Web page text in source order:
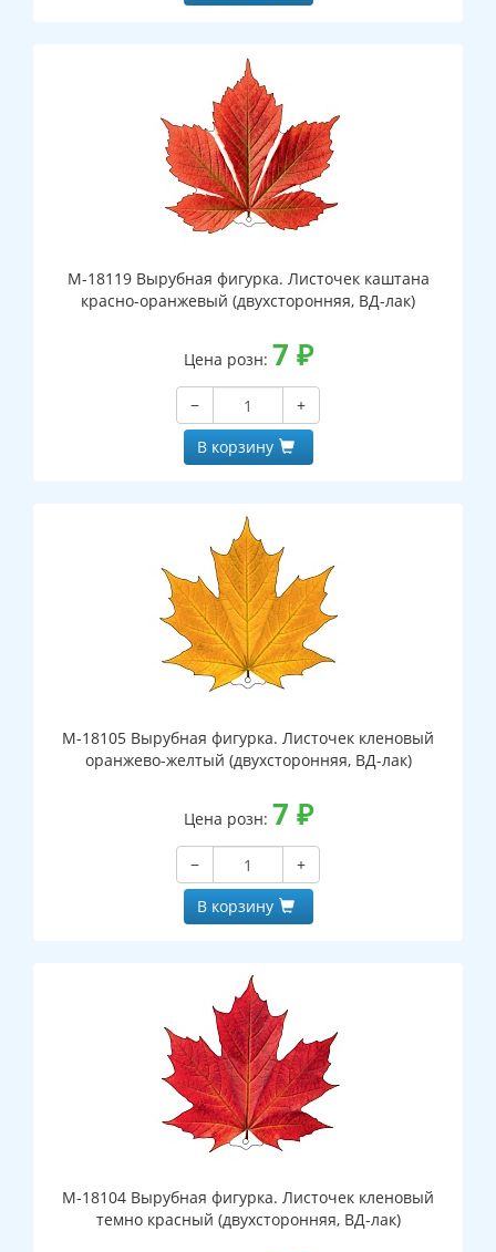
М-18119 Вырубная фигурка. Листочек каштана
красно-оранжевый (двухсторонняя, ВД-лак)
Цена розн: 7 ₽
−
+
В корзину
М-18105 Вырубная фигурка. Листочек кленовый
оранжево-желтый (двухсторонняя, ВД-лак)
Цена розн: 7 ₽
−
+
В корзину
М-18104 Вырубная фигурка. Листочек кленовый
темно красный (двухсторонняя, ВД-лак)